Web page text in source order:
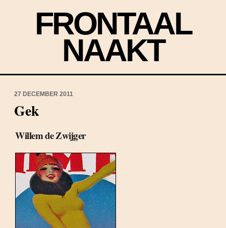
FRONTAAL
NAAKT
27 DECEMBER 2011
Gek
Willem de Zwijger